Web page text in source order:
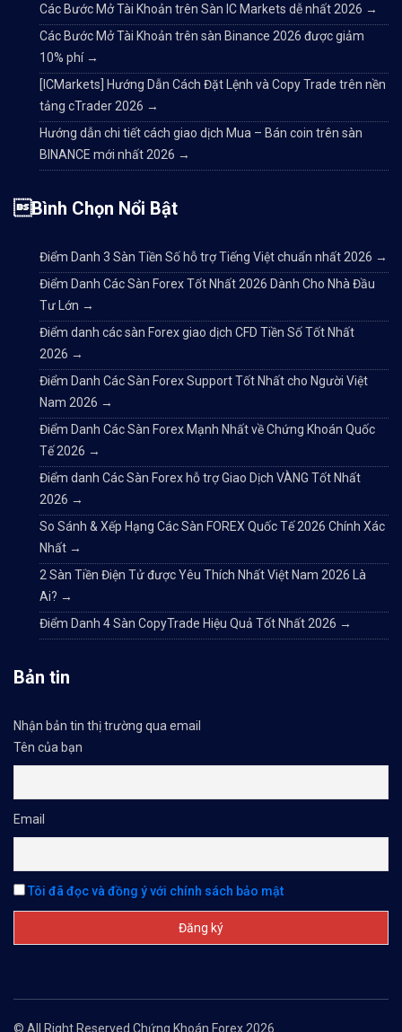
Các Bước Mở Tài Khoản trên Sàn IC Markets dễ nhất 2026 →
Các Bước Mở Tài Khoản trên sàn Binance 2026 được giảm
10% phí →
[ICMarkets] Hướng Dẫn Cách Đặt Lệnh và Copy Trade trên nền
tảng cTrader 2026 →
Hướng dẫn chi tiết cách giao dịch Mua – Bán coin trên sàn
BINANCE mới nhất 2026 →
Bình Chọn Nổi Bật
Điểm Danh 3 Sàn Tiền Số hỗ trợ Tiếng Việt chuẩn nhất 2026 →
Điểm Danh Các Sàn Forex Tốt Nhất 2026 Dành Cho Nhà Đầu
Tư Lớn →
Điểm danh các sàn Forex giao dịch CFD Tiền Số Tốt Nhất
2026 →
Điểm Danh Các Sàn Forex Support Tốt Nhất cho Người Việt
Nam 2026 →
Điểm Danh Các Sàn Forex Mạnh Nhất về Chứng Khoán Quốc
Tế 2026 →
Điểm danh Các Sàn Forex hỗ trợ Giao Dịch VÀNG Tốt Nhất
2026 →
So Sánh & Xếp Hạng Các Sàn FOREX Quốc Tế 2026 Chính Xác
Nhất →
2 Sàn Tiền Điện Tử được Yêu Thích Nhất Việt Nam 2026 Là
Ai? →
Điểm Danh 4 Sàn CopyTrade Hiệu Quả Tốt Nhất 2026 →
Bản tin
Nhận bản tin thị trường qua email
Tên của bạn
Email
Tôi đã đọc và đồng ý với chính sách bảo mật
© All Right Reserved Chứng Khoán Forex 2026